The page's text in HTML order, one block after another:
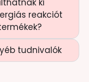
ki
reakciót
tudnivalók